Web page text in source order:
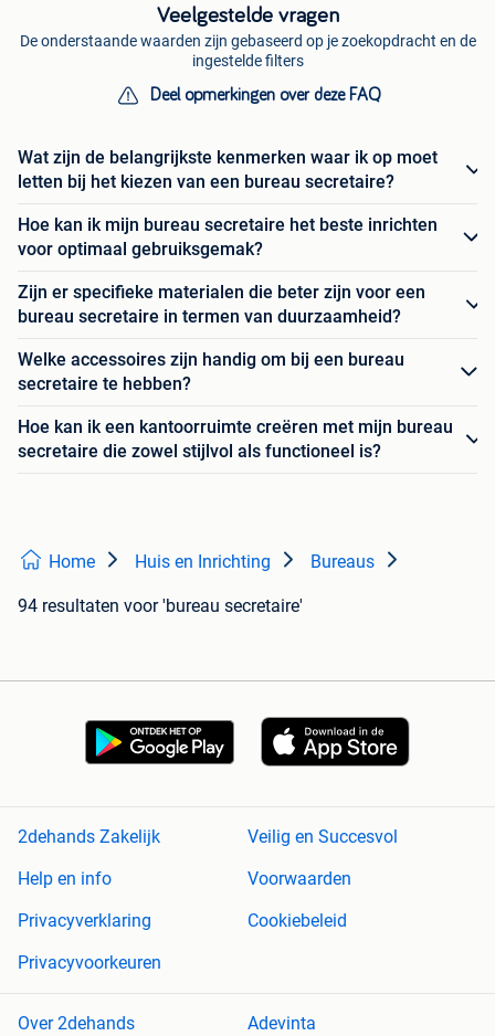
Veelgestelde vragen
De onderstaande waarden zijn gebaseerd op je zoekopdracht en de
ingestelde filters
Deel opmerkingen over deze FAQ
Wat zijn de belangrijkste kenmerken waar ik op moet
letten bij het kiezen van een bureau secretaire?
Hoe kan ik mijn bureau secretaire het beste inrichten
voor optimaal gebruiksgemak?
Zijn er specifieke materialen die beter zijn voor een
bureau secretaire in termen van duurzaamheid?
Welke accessoires zijn handig om bij een bureau
secretaire te hebben?
Hoe kan ik een kantoorruimte creëren met mijn bureau
secretaire die zowel stijlvol als functioneel is?
Home Huis en Inrichting Bureaus
94 resultaten voor 'bureau secretaire'
2dehands Zakelijk
Veilig en Succesvol
Help en info
Voorwaarden
Privacyverklaring
Cookiebeleid
Privacyvoorkeuren
Over 2dehands Adevinta